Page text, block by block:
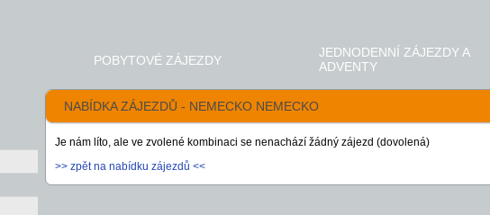
POBYTOVÉ ZÁJEZDY
JEDNODENNÍ ZÁJEZDY A
ADVENTY
NABÍDKA ZÁJEZDŮ - NEMECKO NEMECKO
Je nám líto, ale ve zvolené kombinaci se nenachází žádný zájezd (dovolená)
>> zpět na nabídku zájezdů <<